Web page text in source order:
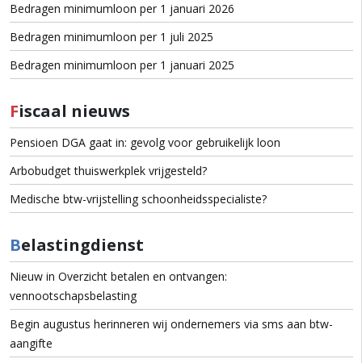
Bedragen minimumloon per 1 januari 2026
Bedragen minimumloon per 1 juli 2025
Bedragen minimumloon per 1 januari 2025
Fiscaal nieuws
Pensioen DGA gaat in: gevolg voor gebruikelijk loon
Arbobudget thuiswerkplek vrijgesteld?
Medische btw-vrijstelling schoonheidsspecialiste?
Belastingdienst
Nieuw in Overzicht betalen en ontvangen:
vennootschapsbelasting
Begin augustus herinneren wij ondernemers via sms aan btw-
aangifte